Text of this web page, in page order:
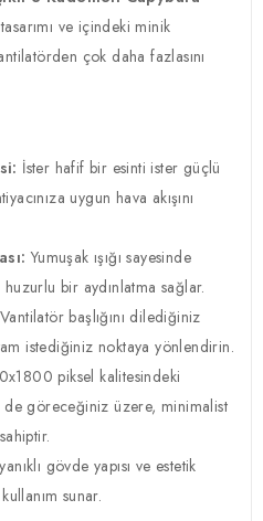
ve içindeki minik
çok daha fazlasını
İster hafif bir esinti ister güçlü
uygun hava akışını
Yumuşak ışığı sayesinde
bir aydınlatma sağlar.
Vantilatör başlığını dilediğiniz
istediğiniz noktaya yönlendirin.
piksel kalitesindeki
göreceğiniz üzere, minimalist
gövde yapısı ve estetik
sunar.